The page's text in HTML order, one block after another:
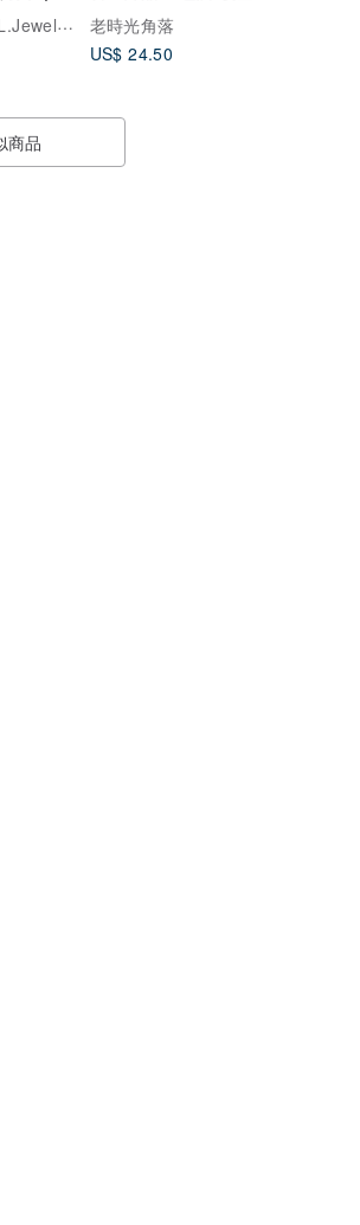
瓔珞珠寶盒 E.L.Jewelry Box
圈 針式耳環
老時光角落
US$ 24.50
商品